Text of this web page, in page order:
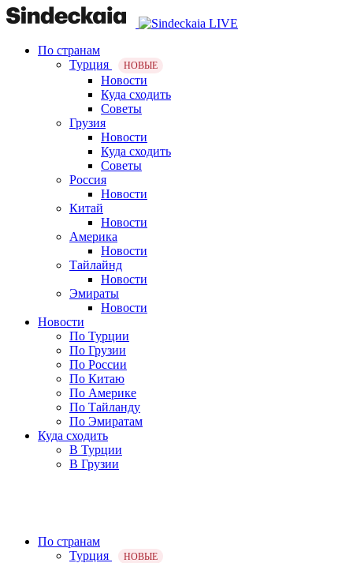
По странам
Турция
НОВЫЕ
Новости
Куда сходить
Советы
Грузия
Новости
Куда сходить
Советы
Россия
Новости
Китай
Новости
Америка
Новости
Тайлайнд
Новости
Эмираты
Новости
Новости
По Турции
По Грузии
По России
По Китаю
По Америке
По Тайланду
По Эмиратам
Куда сходить
В Турции
В Грузии
По странам
Турция
НОВЫЕ